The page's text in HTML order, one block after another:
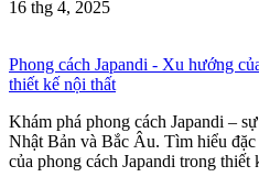
16 thg 4, 2025
Phong cách Japandi - Xu hướng
thiết kế nội thất
Khám phá phong cách Japandi –
Nhật Bản và Bắc Âu. Tìm hiểu
của phong cách Japandi trong thiết